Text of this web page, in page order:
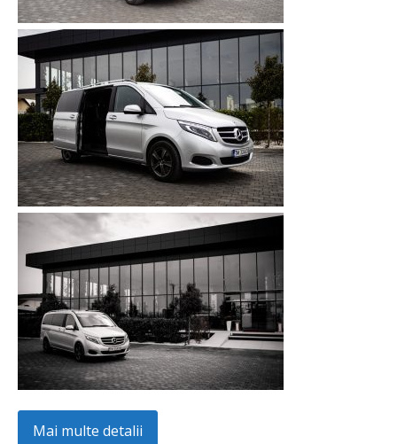
Mai multe detalii